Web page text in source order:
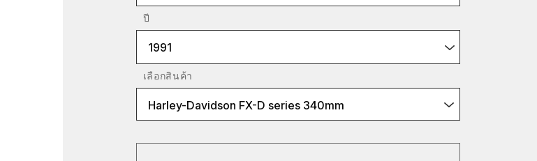
ปี
1991
เลือกสินค้า
Harley-Davidson FX-D series 340mm